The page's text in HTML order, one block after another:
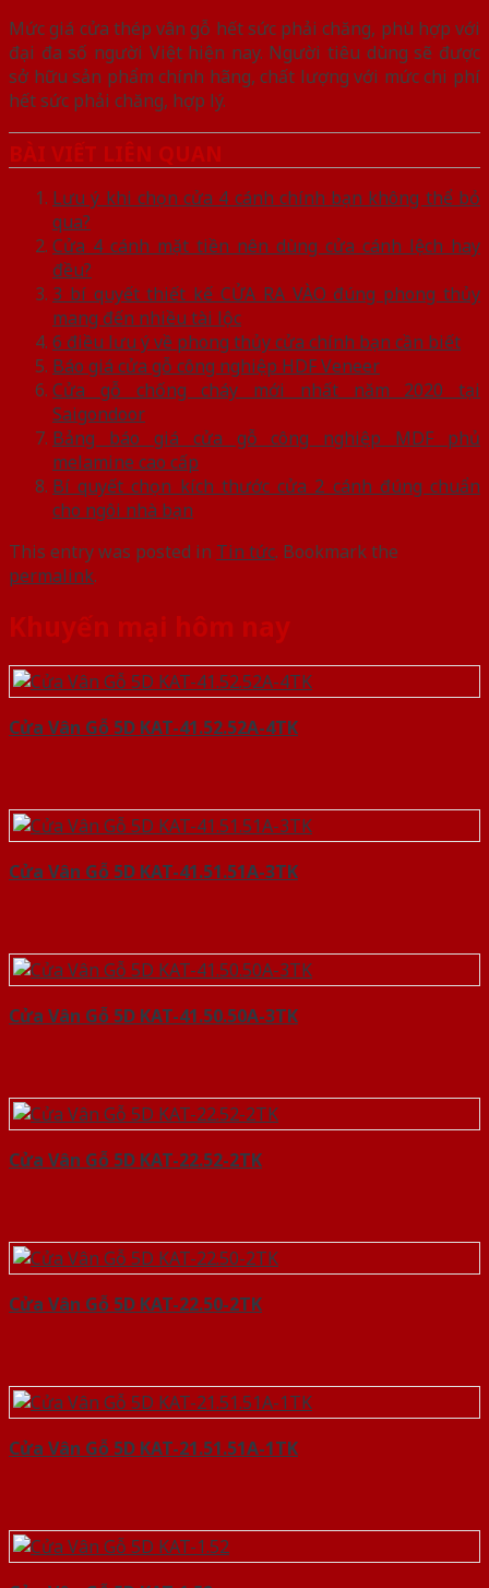
Mức giá cửa thép vân gỗ hết sức phải chăng, phù hợp với
đại đa số người Việt hiện nay. Người tiêu dùng sẽ được
sở hữu sản phẩm chính hãng, chất lượng với mức chi phí
hết sức phải chăng, hợp lý.
BÀI VIẾT LIÊN QUAN
Lưu ý khi chọn cửa 4 cánh chính bạn không thể bỏ
qua?
Cửa 4 cánh mặt tiền nên dùng cửa cánh lệch hay
đều?
3 bí quyết thiết kế CỬA RA VÀO đúng phong thủy
mang đến nhiều tài lộc
6 điều lưu ý về phong thủy cửa chính bạn cần biết
Báo giá cửa gỗ công nghiệp HDF Veneer
Cửa gỗ chống cháy mới nhất năm 2020 tại
Saigondoor
Bảng báo giá cửa gỗ công nghiệp MDF phủ
melamine cao cấp
Bí quyết chọn kích thước cửa 2 cánh đúng chuẩn
cho ngôi nhà bạn
This entry was posted in Tin tức. Bookmark the
permalink.
Khuyến mại hôm nay
Cửa Vân Gỗ 5D KAT-41.52.52A-4TK
Cửa Vân Gỗ 5D KAT-41.51.51A-3TK
Cửa Vân Gỗ 5D KAT-41.50.50A-3TK
Cửa Vân Gỗ 5D KAT-22.52-2TK
Cửa Vân Gỗ 5D KAT-22.50-2TK
Cửa Vân Gỗ 5D KAT-21.51.51A-1TK